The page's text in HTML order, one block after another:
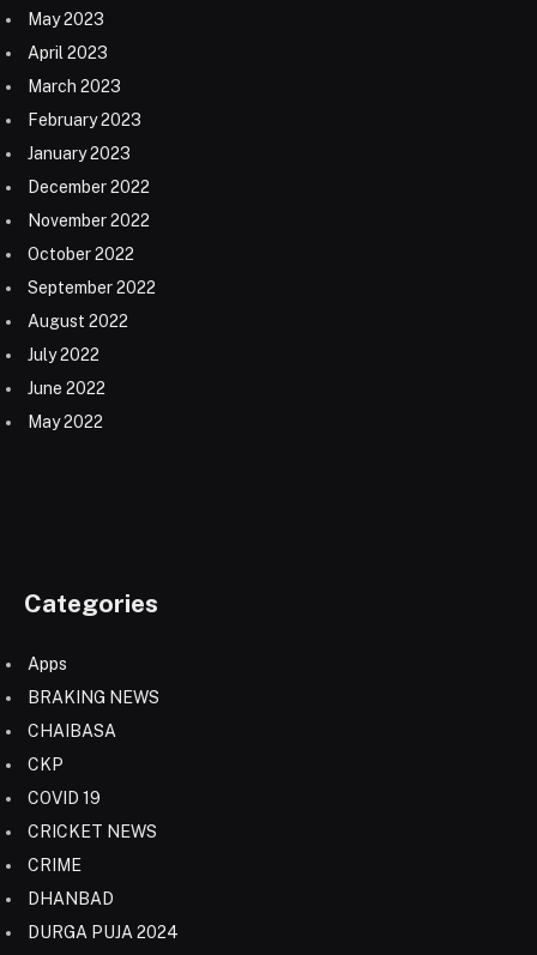
May 2023
April 2023
March 2023
February 2023
January 2023
December 2022
November 2022
October 2022
September 2022
August 2022
July 2022
June 2022
May 2022
Categories
Apps
BRAKING NEWS
CHAIBASA
CKP
COVID 19
CRICKET NEWS
CRIME
DHANBAD
DURGA PUJA 2024